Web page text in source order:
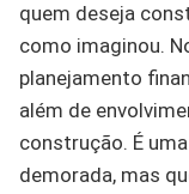
quem deseja
como imaginou.
planejamento
além de
construção. É
demorada, mas